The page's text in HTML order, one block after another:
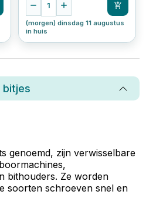
1
(morgen) dinsdag 11 augustus
in huis
bitjes
genoemd, zijn verwisselbare
bithouders. Ze worden
soorten schroeven snel en